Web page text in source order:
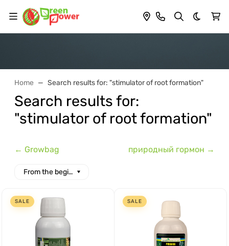
Dark
Home Search results for: "stimulator of root formation"
Search results for:
"stimulator of root formation"
природный гормон →
← Growbag
From the beginning of the alphabet
SALE SALE